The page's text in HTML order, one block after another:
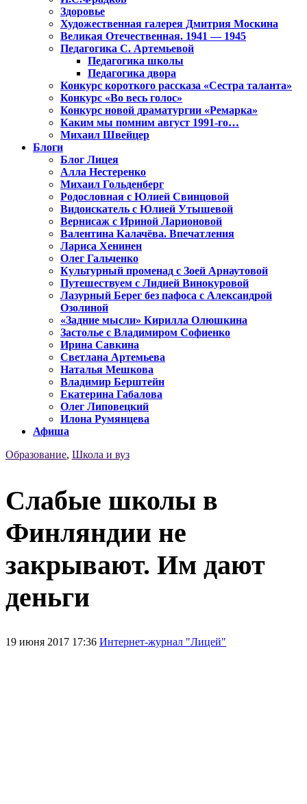
Здоровье
Художественная галерея Дмитрия Москина
Великая Отечественная. 1941 — 1945
Педагогика С. Артемьевой
Педагогика школы
Педагогика двора
Конкурс короткого рассказа «Сестра таланта»
Конкурс «Во весь голос»
Конкурс новой драматургии «Ремарка»
Каким мы помним август 1991-го…
Михаил Швейцер
Блоги
Блог Лицея
Алла Нестеренко
Михаил Гольденберг
Родословная с Юлией Свинцовой
Видоискатель с Юлией Утышевой
Вернисаж с Ириной Ларионовой
Валентина Калачёва. Впечатления
Лариса Хенинен
Олег Гальченко
Культурный променад с Зоей Арнаутовой
Путешествуем с Лидией Винокуровой
Лазурный Берег без пафоса с Александрой
Озолиной
«Задние мысли» Кирилла Олюшкина
Застолье с Владимиром Софиенко
Ирина Савкина
Светлана Артемьева
Наталья Мешкова
Владимир Берштейн
Екатерина Габалова
Олег Липовецкий
Илона Румянцева
Афиша
Образование, Школа и вуз
Слабые школы в
Финляндии не
закрывают. Им дают
деньги
19 июня 2017 17:36 Интернет-журнал "Лицей"